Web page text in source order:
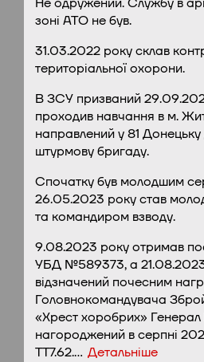
зоні АТО не був.
31.03.2022 року склав
територіальної охорони.
В ЗСУ призваний
проходив навчання в м.
направлений у 81
штурмову бригаду.
Спочатку був молодшим
26.05.2023 року став
та командиром взводу.
9.08.2023 року отримав
УБД №589373, а
відзначений почесним
Головнокомандувача
«Хрест хоробрих»
нагороджений в серпні
ТТ7.62.… Детальніше